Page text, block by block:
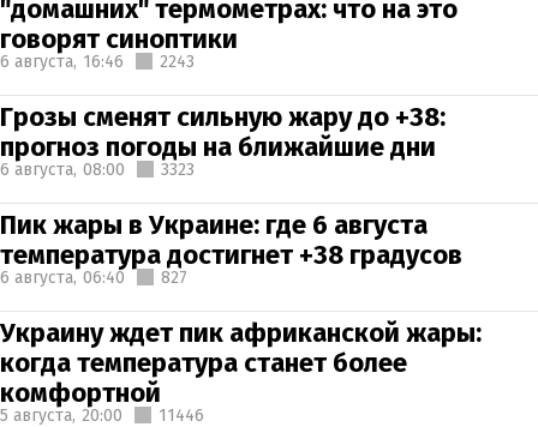
"домашних" термометрах: что на это
говорят синоптики
6 августа, 16:46 2243
Грозы сменят сильную жару до +38:
прогноз погоды на ближайшие дни
6 августа, 08:00 3323
Пик жары в Украине: где 6 августа
температура достигнет +38 градусов
6 августа, 06:40 827
Украину ждет пик африканской жары:
когда температура станет более
комфортной
5 августа, 20:00 11446